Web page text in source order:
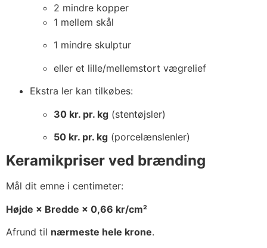
2 mindre kopper
1 mellem skål
1 mindre skulptur
eller et lille/mellemstort vægrelief
Ekstra ler kan tilkøbes:
30 kr. pr. kg (stentøjsler)
50 kr. pr. kg (porcelænslenler)
Keramikpriser ved brænding
Mål dit emne i centimeter:
Højde × Bredde × 0,66 kr/cm²
Afrund til nærmeste hele krone.